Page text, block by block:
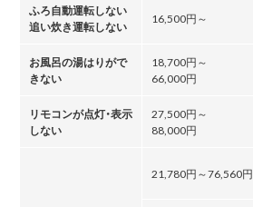
ふろ自動運転しない
追い炊き運転しない
16,500円～
お風呂の湯はりがで
きない
18,700円～
66,000円
リモコンが点灯・表示
しない
27,500円～
88,000円
21,780円～76,560円